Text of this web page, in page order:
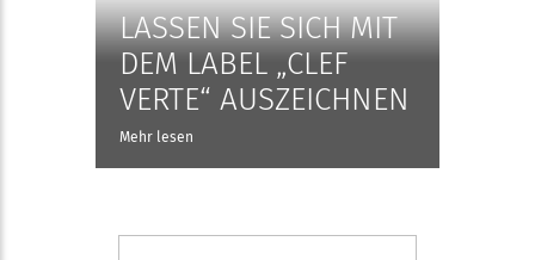
LASSEN SIE SICH MIT
DEM LABEL „CLEF
VERTE“ AUSZEICHNEN
Mehr lesen